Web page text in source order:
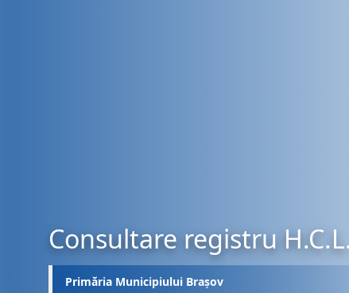
Consultare registru
Primăria Municipiului Brașov